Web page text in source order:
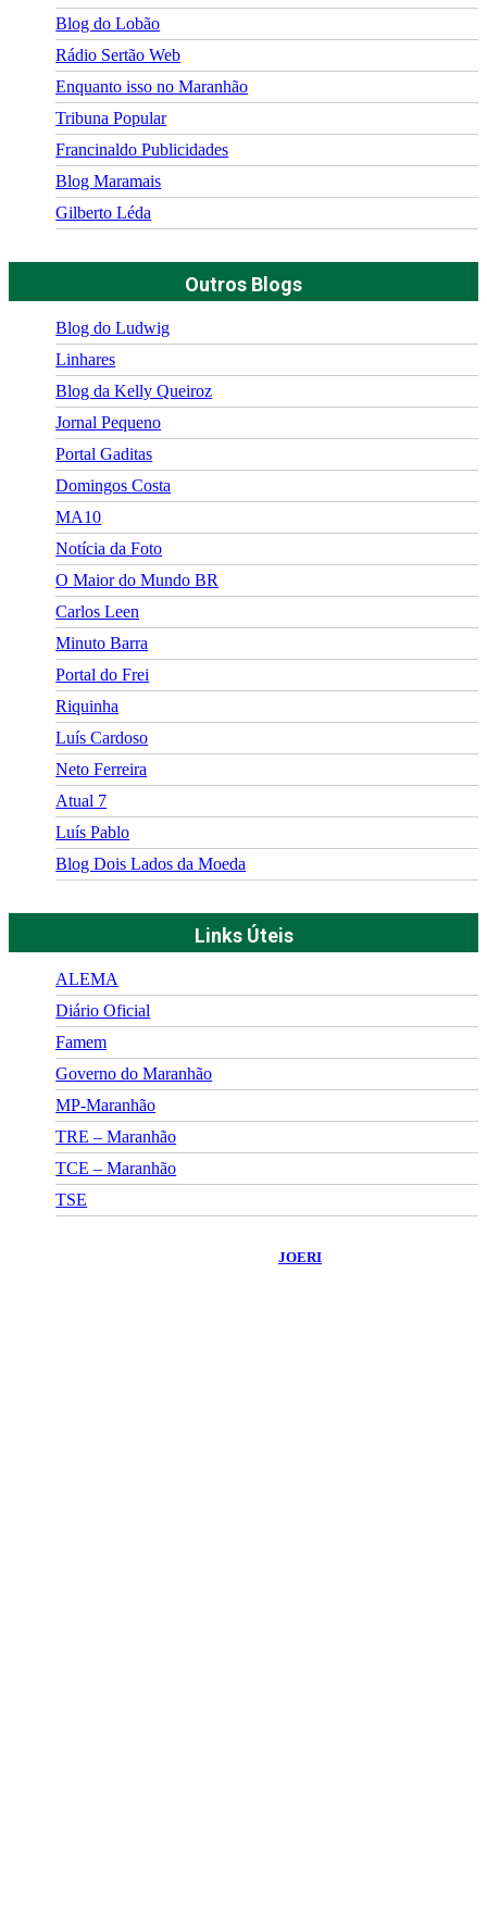
Blog do Lobão
Rádio Sertão Web
Enquanto isso no Maranhão
Tribuna Popular
Francinaldo Publicidades
Blog Maramais
Gilberto Léda
Outros Blogs
Blog do Ludwig
Linhares
Blog da Kelly Queiroz
Jornal Pequeno
Portal Gaditas
Domingos Costa
MA10
Notícia da Foto
O Maior do Mundo BR
Carlos Leen
Minuto Barra
Portal do Frei
Riquinha
Luís Cardoso
Neto Ferreira
Atual 7
Luís Pablo
Blog Dois Lados da Moeda
Links Úteis
ALEMA
Diário Oficial
Famem
Governo do Maranhão
MP-Maranhão
TRE – Maranhão
TCE – Maranhão
TSE
JOERI